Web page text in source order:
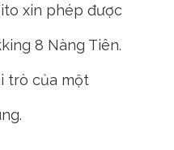
xin phép được
8 Nàng Tiên.
trò của một